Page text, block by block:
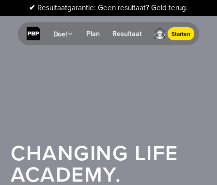
✔ Resultaatgarantie: Geen resultaat? Geld terug.
Doel Plan Resultaat Starten
CHANGING LIFE
ACADEMY.